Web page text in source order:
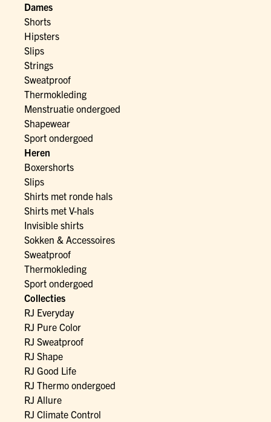
Dames
Shorts
Hipsters
Slips
Strings
Sweatproof
Thermokleding
Menstruatie ondergoed
Shapewear
Sport ondergoed
Heren
Boxershorts
Slips
Shirts met ronde hals
Shirts met V-hals
Invisible shirts
Sokken & Accessoires
Sweatproof
Thermokleding
Sport ondergoed
Collecties
RJ Everyday
RJ Pure Color
RJ Sweatproof
RJ Shape
RJ Good Life
RJ Thermo ondergoed
RJ Allure
RJ Climate Control